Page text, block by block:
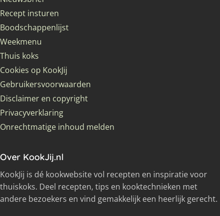
Recept insturen
Boodschappenlijst
Weekmenu
Thuis koks
Cookies op KookJij
Gebruikersvoorwaarden
Disclaimer en copyright
Privacyverklaring
Onrechtmatige inhoud melden
Over KookJij.nl
KookJij is dé kookwebsite vol recepten en inspiratie voor
thuiskoks. Deel recepten, tips en kooktechnieken met
andere bezoekers en vind gemakkelijk een heerlijk gerecht.